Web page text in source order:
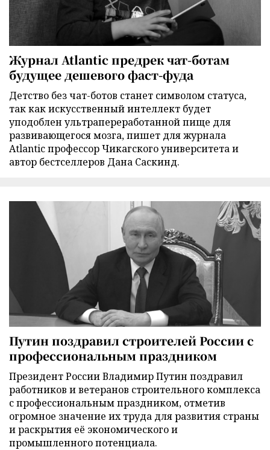
Журнал Atlantic предрек чат-ботам
будущее дешевого фаст-фуда
Детство без чат-ботов станет символом статуса,
так как искусственный интеллект будет
уподоблен ультрапереработанной пище для
развивающегося мозга, пишет для журнала
Atlantic профессор Чикагского университета и
автор бестселлеров Дана Саскинд.
Путин поздравил строителей России с
профессиональным праздником
Президент России Владимир Путин поздравил
работников и ветеранов строительного комплекса
с профессиональным праздником, отметив
огромное значение их труда для развития страны
и раскрытия её экономического и
промышленного потенциала.